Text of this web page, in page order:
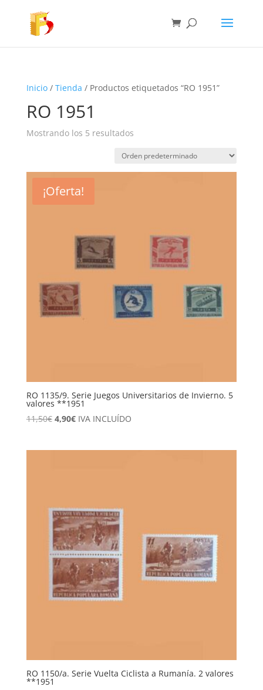
Inicio/ Tienda / Productos etiquetados “RO 1951”
RO 1951
Mostrando los 5 resultados
¡Oferta!
RO 1135/9. Serie Juegos Universitarios de Invierno. 5
valores **1951
11,50€ El
4,90€ElIVA INCLUÍDO
RO 1150/a. Serie Vuelta Ciclista a Rumanía. 2 valores
**1951